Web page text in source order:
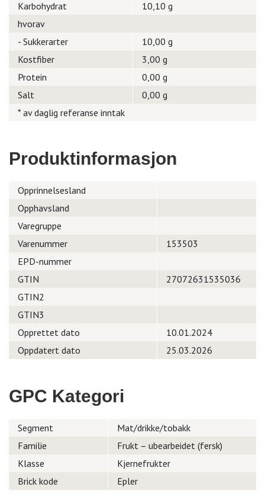
Karbohydrat
10,10 g
hvorav
- Sukkerarter
10,00 g
Kostfiber
3,00 g
Protein
0,00 g
Salt
0,00 g
* av daglig referanse inntak
Produktinformasjon
Opprinnelsesland
Opphavsland
Varegruppe
Varenummer
153503
EPD-nummer
GTIN
27072631535036
GTIN2
GTIN3
Opprettet dato
10.01.2024
Oppdatert dato
25.03.2026
GPC Kategori
Segment
Mat/drikke/tobakk
Familie
Frukt – ubearbeidet (fersk)
Klasse
Kjernefrukter
Brick kode
Epler